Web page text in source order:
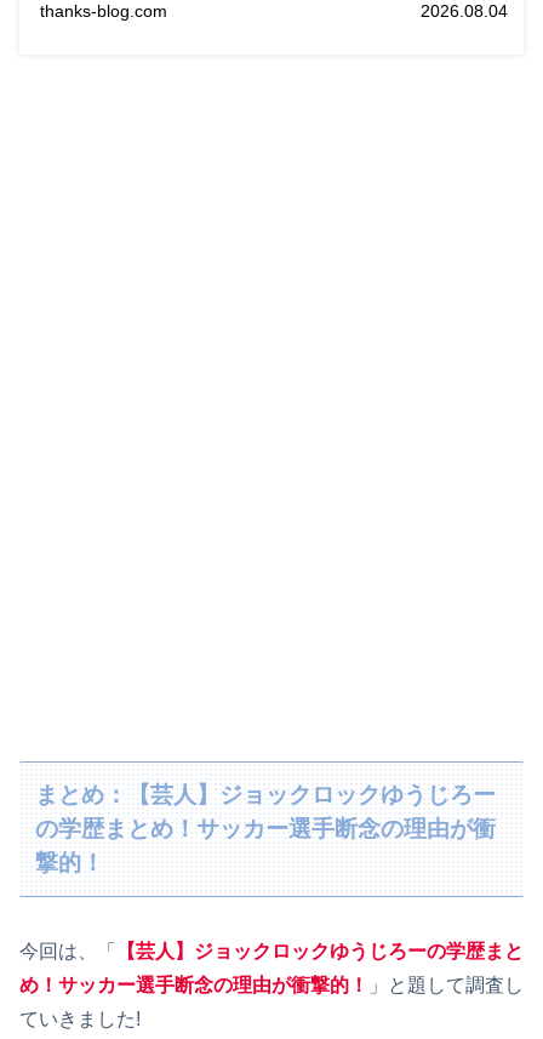
thanks-blog.com 2026.08.04
まとめ：【芸人】ジョックロックゆうじろー
の学歴まとめ！サッカー選手断念の理由が衝
撃的！
今回は、「
【芸人】ジョックロックゆうじろーの学歴まと
め！サッカー選手断念の理由が衝撃的！
」と題して調査し
ていきました!